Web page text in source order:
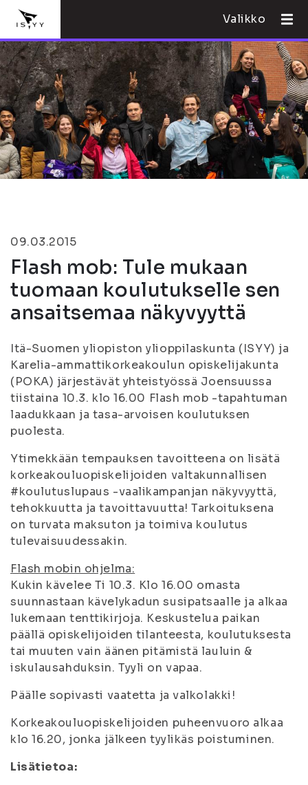
Valikko
09.03.2015
Flash mob: Tule mukaan
tuomaan koulutukselle sen
ansaitsemaa näkyvyyttä
Itä-Suomen yliopiston ylioppilaskunta (ISYY) ja
Karelia-ammattikorkeakoulun opiskelijakunta
(POKA) järjestävät yhteistyössä Joensuussa
tiistaina 10.3. klo 16.00 Flash mob -tapahtuman
laadukkaan ja tasa-arvoisen koulutuksen
puolesta.
Ytimekkään tempauksen tavoitteena on lisätä
korkeakouluopiskelijoiden valtakunnallisen
#koulutuslupaus -vaalikampanjan näkyvyyttä,
tehokkuutta ja tavoittavuutta! Tarkoituksena
on turvata maksuton ja toimiva koulutus
tulevaisuudessakin.
Flash mobin ohjelma:
Kukin kävelee Ti 10.3. Klo 16.00 omasta
suunnastaan kävelykadun susipatsaalle ja alkaa
lukemaan tenttikirjoja. Keskustelua paikan
päällä opiskelijoiden tilanteesta, koulutuksesta
tai muuten vain äänen pitämistä lauluin &
iskulausahduksin. Tyyli on vapaa.
Päälle sopivasti vaatetta ja valkolakki!
Korkeakouluopiskelijoiden puheenvuoro alkaa
klo 16.20, jonka jälkeen tyylikäs poistuminen.
Lisätietoa: